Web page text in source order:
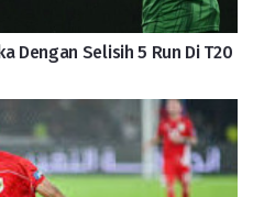
Dengan Selisih 5 Run Di T20